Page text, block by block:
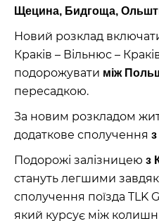
Щецина, Бидгоща,
Новий розклад
Краків – Вільнюс –
подорожувати між
пересадкою.
За новим розкладом
додаткове сполучення
Подорожі залізницею з
стануть легшими
сполучення поїзда TLK
який курсує між